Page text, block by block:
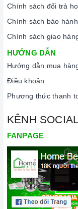
Loại sản phẩm
Màu sắc
Bảo hành
Động cơ
Chế độ khử mùi
than hoạt tính
Chính sách đổi trả
Chính sách bảo
Chính sách giao
HƯỚNG DẪN
Hướng dẫn mua
Điều khoản
Phương thức thanh
KÊNH SOCIAL
FANPAGE